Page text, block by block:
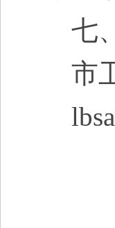
七
市